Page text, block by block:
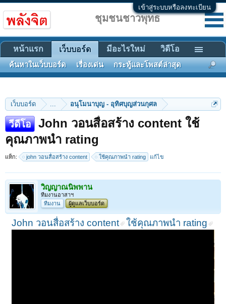
เข้าสู่ระบบหรือลงทะเบียน
เว็บบอร์ด ... อนุโมนาบุญ - อุทิศบุญส่วนกุศล
วีดีโอ
John วอนสื่อสร้าง content ใช้
คุณภาพนำ rating
แท็ก: john วอนสื่อสร้าง content ใช้คุณภาพนำ rating แก้ไข
วิญญาณนิพพาน
ทีมงานอาสาฯ
ทีมงาน
ผู้ดูแลเว็บบอร์ด
John วอนสื่อสร้าง content ใช้คุณภาพนำ rating
ชุมชนชาวพุทธ
หน้าแรก เว็บบอร์ด
ค้นหาในเว็บบอร์ด เรื่องเด่น กระทู้และโพสต์ล่าสุด
มีอะไรใหม่ วิดีโอ